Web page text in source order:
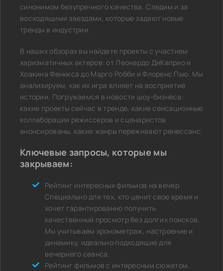
синонимом безупречного качества. Следим и за
восходящими звездами, которые задают новые
тренды в индустрии.
В наших обзорах вы найдете проекты с участием
харизматичных актеров: от Леонардо ДиКаприо и
Хоакина Феникса до Марго Робби и Флоренс Пью. Мы
анализируем, как их игра влияет на восприятие
истории. Погружаемся в новости шоу-бизнеса:
какие проекты сейчас в тренде, какие сенсационные
коллаборации режиссеров и сценаристов
анонсированы, какие жанры переживают ренессанс.
Ключевые запросы, которые мы
закрываем:
Рейтинг интересных фильмов на вечер.
Специально для тех, кто ценит свое время и
хочет гарантированно получить
качественный просмотр без долгих поисков.
Мы учитываем хронометраж, настроение и
динамику, идеально подходящие для
вечернего сеанса.
Рейтинг фильмов с интересным сюжетом.